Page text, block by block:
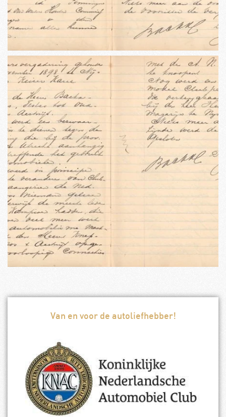
Van en voor de autoliefhebber!